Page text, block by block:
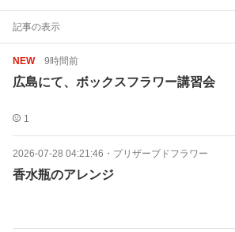
記事の表示
NEW 9時間前
広島にて、ボックスフラワー講習会
1
2026-07-28 04:21:46 ・ プリザーブドフラワー
香水瓶のアレンジ